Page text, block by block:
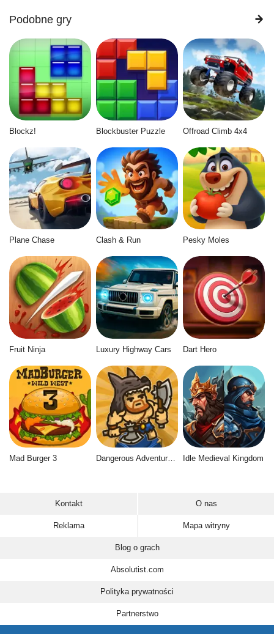
Podobne gry
Blockz! Blockbuster Puzzle Offroad Climb 4x4
Plane Chase Clash & Run Pesky Moles
Fruit Ninja Luxury Highway Cars Dart Hero
Mad Burger 3 Dangerous Adventure 2 Idle Medieval Kingdom
Kontakt O nas
Reklama Mapa witryny
Blog o grach
Absolutist.com
Polityka prywatności
Partnerstwo